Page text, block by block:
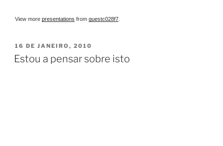
View more presentations from guestc028f7
PUBLICADO
EM
16 DE JANEIRO, 2010
Estou a pensar sobre isto